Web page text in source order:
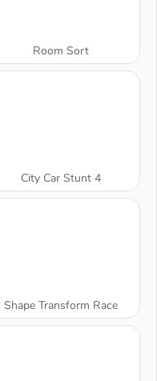
Room Sort
City Car Stunt 4
Shape Transform Race